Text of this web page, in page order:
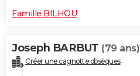
Famille BILHOU
Joseph BARBUT (79 ans)
Créer une cagnotte obsèques